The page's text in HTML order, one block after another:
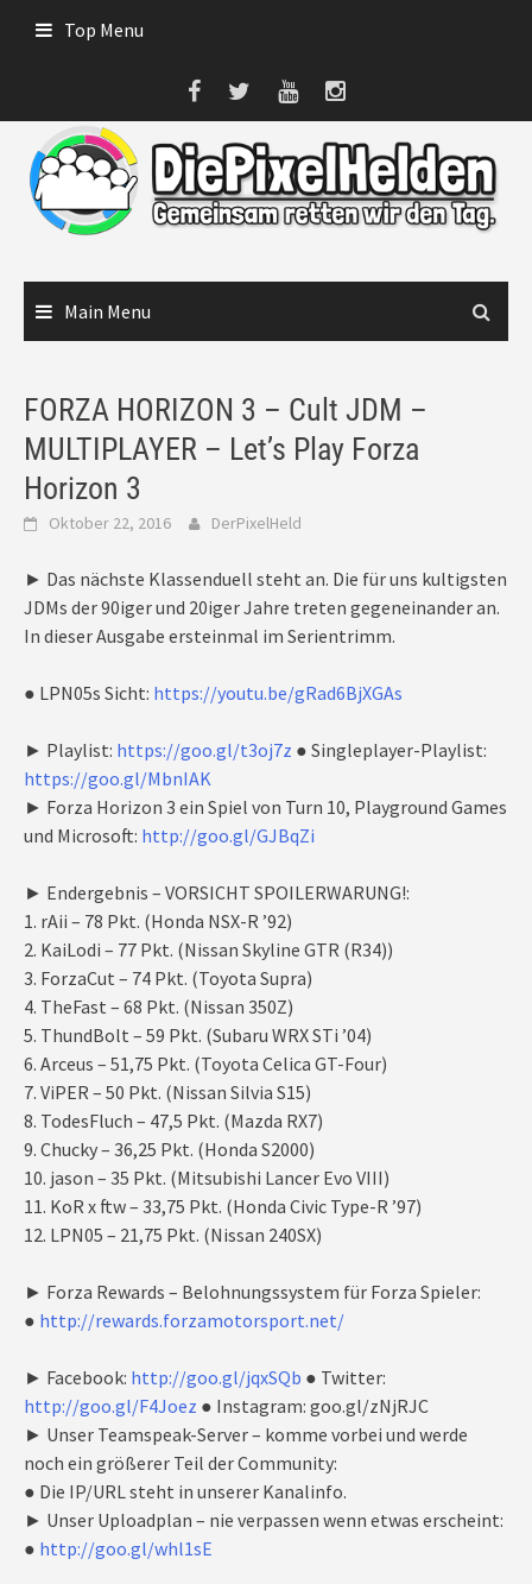
Top Menu
Main Menu
FORZA HORIZON 3 – Cult JDM –
MULTIPLAYER – Let’s Play Forza
Horizon 3
Oktober 22, 2016 DerPixelHeld
► Das nächste Klassenduell steht an. Die für uns kultigsten
JDMs der 90iger und 20iger Jahre treten gegeneinander an.
In dieser Ausgabe ersteinmal im Serientrimm.
● LPN05s Sicht: https://youtu.be/gRad6BjXGAs
► Playlist: https://goo.gl/t3oj7z ● Singleplayer-Playlist:
https://goo.gl/MbnIAK
► Forza Horizon 3 ein Spiel von Turn 10, Playground Games
und Microsoft: http://goo.gl/GJBqZi
► Endergebnis – VORSICHT SPOILERWARUNG!:
1. rAii – 78 Pkt. (Honda NSX-R ’92)
2. KaiLodi – 77 Pkt. (Nissan Skyline GTR (R34))
3. ForzaCut – 74 Pkt. (Toyota Supra)
4. TheFast – 68 Pkt. (Nissan 350Z)
5. ThundBolt – 59 Pkt. (Subaru WRX STi ’04)
6. Arceus – 51,75 Pkt. (Toyota Celica GT-Four)
7. ViPER – 50 Pkt. (Nissan Silvia S15)
8. TodesFluch – 47,5 Pkt. (Mazda RX7)
9. Chucky – 36,25 Pkt. (Honda S2000)
10. jason – 35 Pkt. (Mitsubishi Lancer Evo VIII)
11. KoR x ftw – 33,75 Pkt. (Honda Civic Type-R ’97)
12. LPN05 – 21,75 Pkt. (Nissan 240SX)
► Forza Rewards – Belohnungssystem für Forza Spieler:
● http://rewards.forzamotorsport.net/
► Facebook: http://goo.gl/jqxSQb ● Twitter:
http://goo.gl/F4Joez ● Instagram: goo.gl/zNjRJC
► Unser Teamspeak-Server – komme vorbei und werde
noch ein größerer Teil der Community:
● Die IP/URL steht in unserer Kanalinfo.
► Unser Uploadplan – nie verpassen wenn etwas erscheint:
● http://goo.gl/whl1sE